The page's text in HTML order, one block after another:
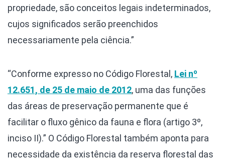
propriedade, são conceitos legais indeterminados,
cujos significados serão preenchidos
necessariamente pela ciência.”
“Conforme expresso no Código Florestal, Lei nº
12.651, de 25 de maio de 2012, uma das funções
das áreas de preservação permanente que é
facilitar o fluxo gênico da fauna e flora (artigo 3º,
inciso II).” O Código Florestal também aponta para
necessidade da existência da reserva florestal das